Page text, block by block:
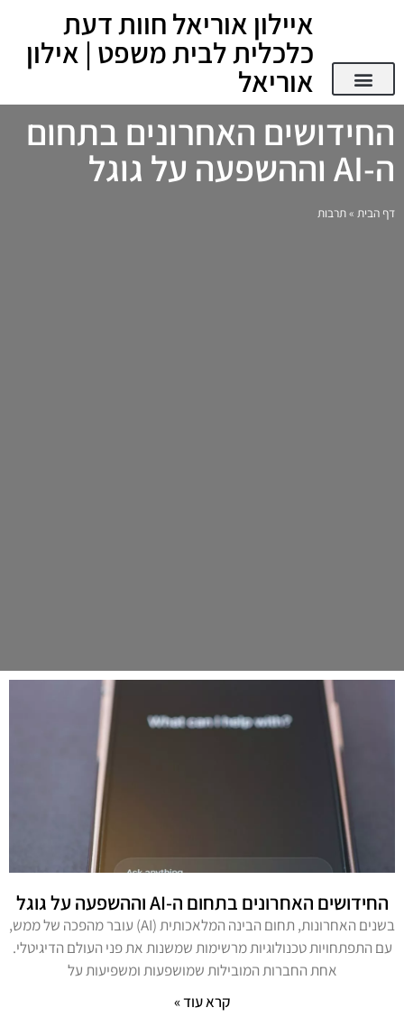
איילון אוריאל חוות דעת
כלכלית לבית משפט | אילון
אוריאל
החידושים האחרונים בתחום
ה-AI וההשפעה על גוגל
דף הבית »תרבות
החידושים האחרונים בתחום ה-AI וההשפעה על גוגל
בשנים האחרונות, תחום הבינה המלאכותית (AI) עובר מהפכה של ממש,
עם התפתחויות טכנולוגיות מרשימות שמשנות את פני העולם הדיגיטלי.
אחת החברות המובילות שמושפעות ומשפיעות על
קרא עוד »